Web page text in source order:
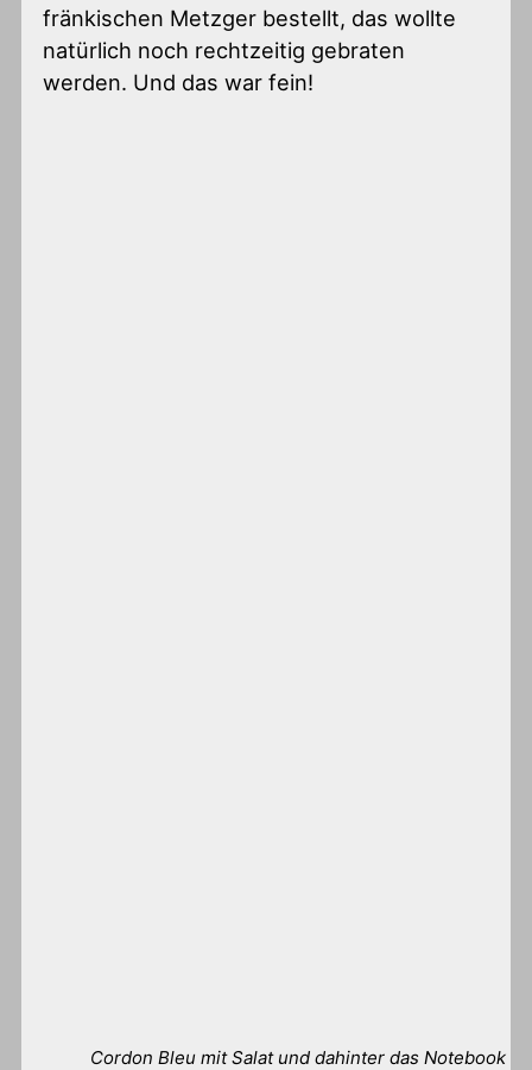
fränkischen Metzger bestellt, das wollte
natürlich noch rechtzeitig gebraten
werden. Und das war fein!
Cordon Bleu mit Salat und dahinter das Notebook